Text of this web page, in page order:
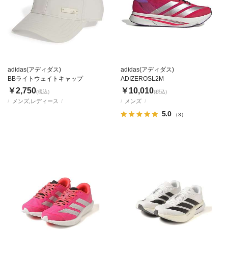
メンズ,レディース
adidas(アディダス)
BBライトウェイトキャップ
￥2,750(税込)
メンズ
5.0 （3）
adidas(アディダス)
ADIZEROSL2M
￥10,010(税込)